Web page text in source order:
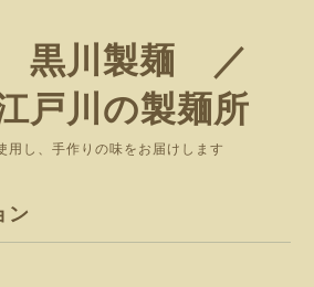
黒川製麺 ／
戸川の製麺所
用し、手作りの味をお届けします
ン